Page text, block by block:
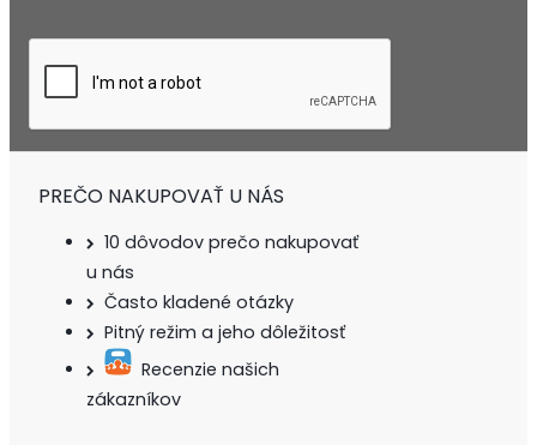
PREČO NAKUPOVAŤ U NÁS
10 dôvodov prečo nakupovať
u nás
Často kladené otázky
Pitný režim a jeho dôležitosť
Recenzie našich
zákazníkov